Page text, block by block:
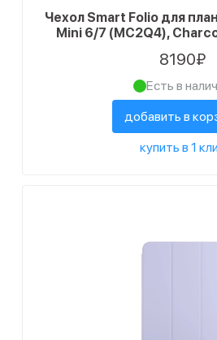
Чехол Smart Folio для
Mini 6/7 (MC2Q4),
8190₽
Есть в
добавить в
купить в 1